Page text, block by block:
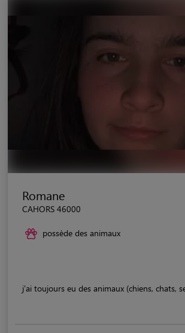
Romane
CAHORS 46000
possède des animaux
j'ai toujours eu des animaux (chiens, chats,